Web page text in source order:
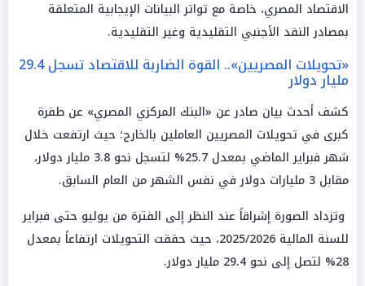
الاقتصاد المصري، خاصة مع تواتر البيانات الإيجابية المتعلقة
بمصادر النقد الأجنبي التقليدية وغير التقليدية.
«تحويلات المصريين».. القوة الضاربة للاقتصاد تسجل 29.4
مليار دولار
كشف أحدث بيان صادر عن «البنك المركزي المصري» عن طفرة
كبرى في تحويلات المصريين العاملين بالخارج؛ حيث ارتفعت خلال
شهر فبراير الماضي بمعدل 25.7% لتسجل نحو 3.8 مليار دولار،
مقابل 3 مليارات دولار في نفس الشهر من العام السابق.
وتزداد الصورة إشراقاً عند النظر إلى الفترة من يوليو حتى فبراير
للسنة المالية 2025/2026، حيث حققت التحويلات ارتفاعاً بمعدل
28% لتصل إلى نحو 29.4 مليار دولار.